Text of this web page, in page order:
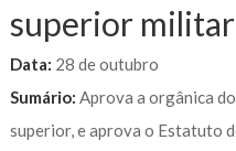
superior militar
Data: 28 de outubro
Sumário: Aprova a orgânica
superior, e aprova o